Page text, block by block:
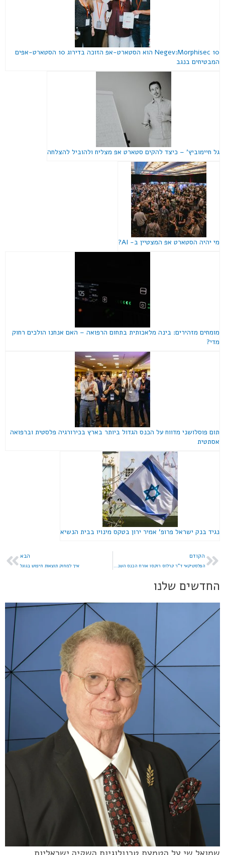
10 Negev:Morphisec הוא הסטארט-אפ הזוכה בדירוג 10 הסטארט-אפים
המבטיחים בנגב
גל חיימוביץ' – כיצד להקים סטארט אפ מצליח ולהוביל להצלחה
מי יהיה הסטארט אפ המצטיין ב- AI?
מומחים מזהירים: בינה מלאכותית בתחום הרפואה – האם אנחנו הולכים רחוק
מדי?
תום פוסלושני מדווח על הכנס הגדול ביותר בארץ בכירורגיה פלסטית וברפואה
אסתטית
נגיד בנק ישראל פרופ' אמיר ירון בטקס מינויו בבית הנשיא
הקודם
הפלסטיקאי ד"ר קרלוס רוקסו אורח הכנס השנתי של האיגוד הישראלי לכירורגיה פלסטית
הבא
איך למחוק תוצאות חיפוש בגוגל
החדשים שלנו